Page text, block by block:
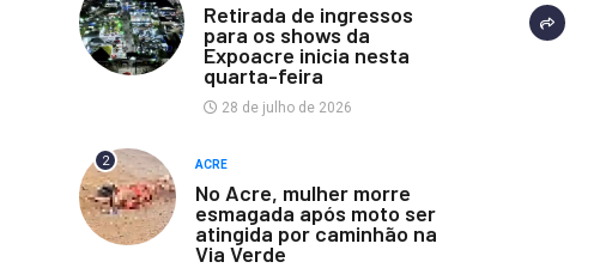
Retirada de ingressos
para os shows da
Expoacre inicia nesta
quarta-feira
28 de julho de 2026
2 ACRE
No Acre, mulher morre
esmagada após moto ser
atingida por caminhão na
Via Verde